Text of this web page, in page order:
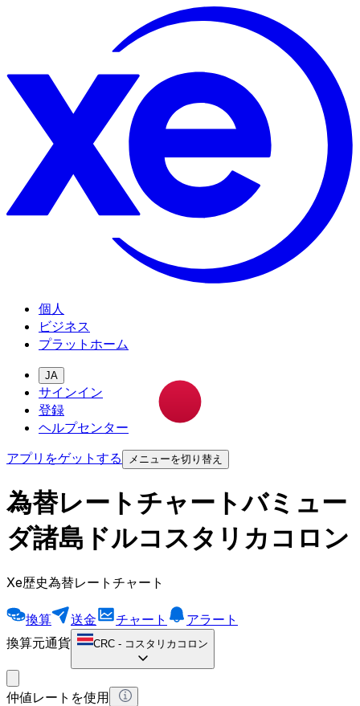
個人
ビジネス
プラットホーム
JA
サインイン
登録
ヘルプセンター
アプリをゲットする
メニューを切り替え
為替レートチャートバミュー
ダ諸島ドルコスタリカコロン
Xe歴史為替レートチャート
換算 送金 チャート
アラート
換算元通貨
CRC - コスタリカコロン
仲値レートを使用